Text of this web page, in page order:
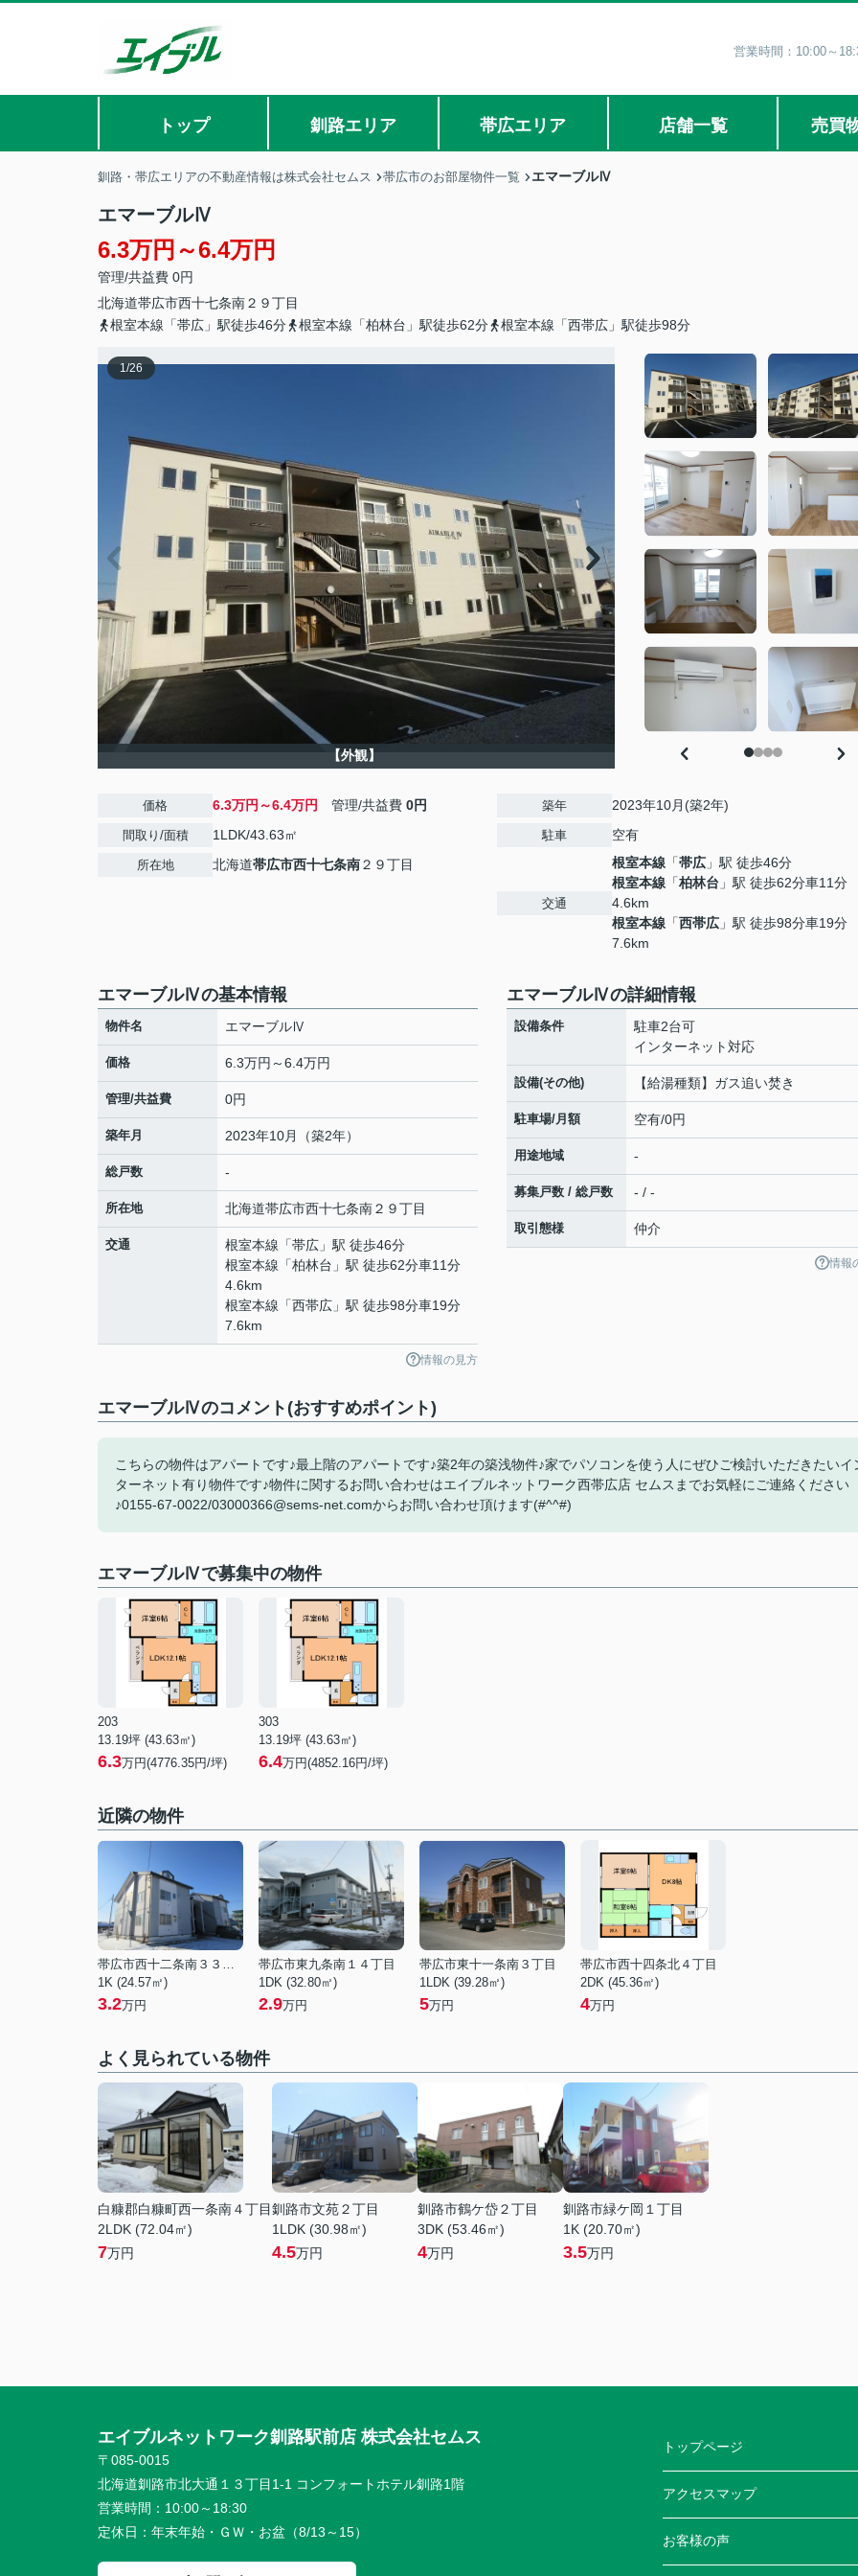
営業時間：10:00～
トップ 釧路エリア 帯広エリア 店舗一覧 売買
釧路・帯広エリアの不動産情報は株式会社セムス 帯広市のお部屋物件一覧 エマーブルⅣ
エマーブルⅣ
6.3万円～6.4万円
管理/共益費 0円
北海道帯広市西十七条南２９丁目
根室本線「帯広」駅徒歩46分
根室本線「柏林台」駅徒歩62分 根室本線「西帯広」駅徒歩98分
1/26
【外観】
価格 6.3万円～6.4万円 管理/共益費 0円
間取り/面積 1LDK/43.63㎡
所在地 北海道帯広市西十七条南２９丁目
築年 2023年10月(築2年)
駐車 空有
交通
根室本線 「帯広 」駅 徒歩46分
根室本線 「柏林台 」駅 徒歩62分車11分
4.6km
根室本線 「西帯広 」駅 徒歩98分車19分
7.6km
エマーブルⅣの基本情報
物件名 エマーブルⅣ
価格 6.3万円～6.4万円
管理/共益費 0円
築年月 2023年10月（築2年）
総戸数 -
所在地 北海道帯広市西十七条南２９丁目
交通 根室本線 「帯広 」駅 徒歩46分
根室本線 「柏林台 」駅 徒歩62分車11分
4.6km
根室本線 「西帯広 」駅 徒歩98分車19分
7.6km
情報の見方
エマーブルⅣの詳細情報
設備条件
駐車2台可
インターネット対応
設備(その他) 【給湯種類】ガス追い焚き
駐車場/月額 空有/0円
用途地域 -
募集戸数 / 総戸数 - / -
取引態様 仲介
情報
エマーブルⅣのコメント(おすすめポイント)
こちらの物件はアパートです♪最上階のアパートです♪築2年の築浅物件♪家でパソコンを使う人にぜひご検討いただきたいイ
ターネット有り物件です♪物件に関するお問い合わせはエイブルネットワーク西帯広店 セムスまでお気軽にご連絡ください
♪0155-67-0022/03000366@sems-net.comからお問い合わせ頂けます(#^^#)
エマーブルⅣで募集中の物件
203
13.19坪 (43.63㎡)
6.3万円(4776.35円/坪)
303
13.19坪 (43.63㎡)
6.4万円(4852.16円/坪)
近隣の物件
帯広市西十二条南３３丁目
1K (24.57㎡)
3.2万円
帯広市東九条南１４丁目
1DK (32.80㎡)
2.9万円
帯広市東十一条南３丁目
1LDK (39.28㎡)
5万円
帯広市西十四条北４丁目
2DK (45.36㎡)
4万円
よく見られている物件
白糠郡白糠町西一条南４丁目
2LDK (72.04㎡)
7万円
釧路市文苑２丁目
1LDK (30.98㎡)
4.5万円
釧路市鶴ケ岱２丁目
3DK (53.46㎡)
4万円
釧路市緑ケ岡１丁目
1K (20.70㎡)
3.5万円
エイブルネットワーク釧路駅前店 株式会社セムス
〒085-0015
北海道釧路市北大通１３丁目1-1 コンフォートホテル釧路1階
営業時間： 10:00～18:30
定休日： 年末年始・ＧＷ・お盆（8/13～15）
トップページ
アクセスマップ
お客様の声